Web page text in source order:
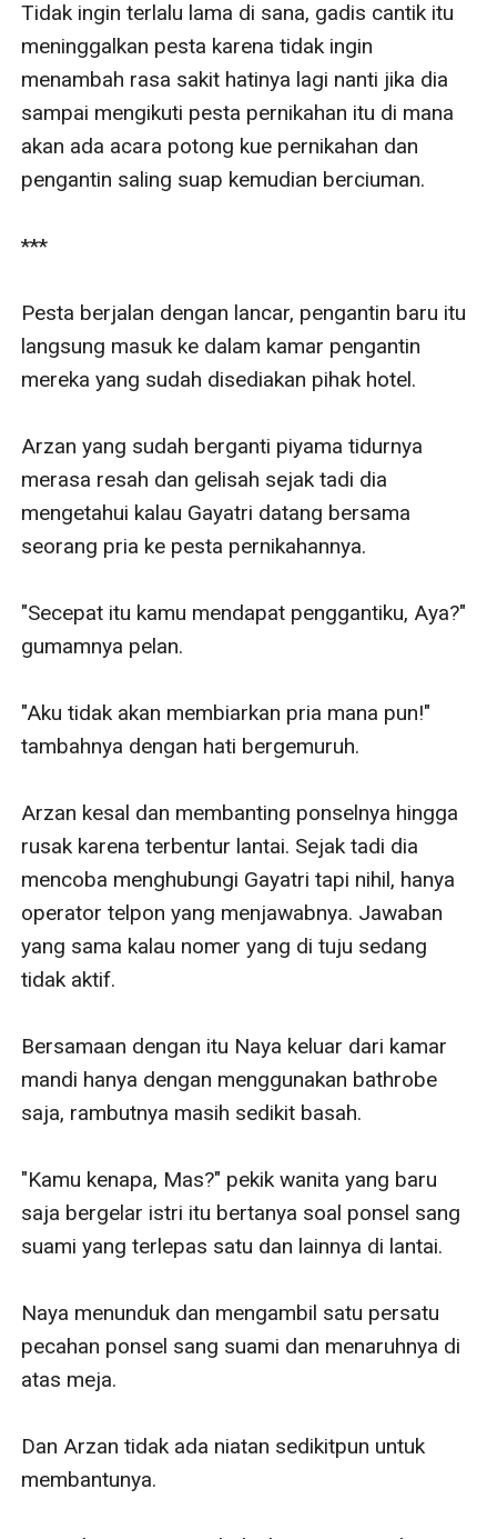
Tidak ingin terlalu lama di sana, gadis cantik itu
meninggalkan pesta karena tidak ingin
menambah rasa sakit hatinya lagi nanti jika dia
sampai mengikuti pesta pernikahan itu di mana
akan ada acara potong kue pernikahan dan
pengantin saling suap kemudian berciuman.
***
Pesta berjalan dengan lancar, pengantin baru itu
langsung masuk ke dalam kamar pengantin
mereka yang sudah disediakan pihak hotel.
Arzan yang sudah berganti piyama tidurnya
merasa resah dan gelisah sejak tadi dia
mengetahui kalau Gayatri datang bersama
seorang pria ke pesta pernikahannya.
"Secepat itu kamu mendapat penggantiku, Aya?"
gumamnya pelan.
"Aku tidak akan membiarkan pria mana pun!"
tambahnya dengan hati bergemuruh.
Arzan kesal dan membanting ponselnya hingga
rusak karena terbentur lantai. Sejak tadi dia
mencoba menghubungi Gayatri tapi nihil, hanya
operator telpon yang menjawabnya. Jawaban
yang sama kalau nomer yang di tuju sedang
tidak aktif.
Bersamaan dengan itu Naya keluar dari kamar
mandi hanya dengan menggunakan bathrobe
saja, rambutnya masih sedikit basah.
"Kamu kenapa, Mas?" pekik wanita yang baru
saja bergelar istri itu bertanya soal ponsel sang
suami yang terlepas satu dan lainnya di lantai.
Naya menunduk dan mengambil satu persatu
pecahan ponsel sang suami dan menaruhnya di
atas meja.
Dan Arzan tidak ada niatan sedikitpun untuk
membantunya.